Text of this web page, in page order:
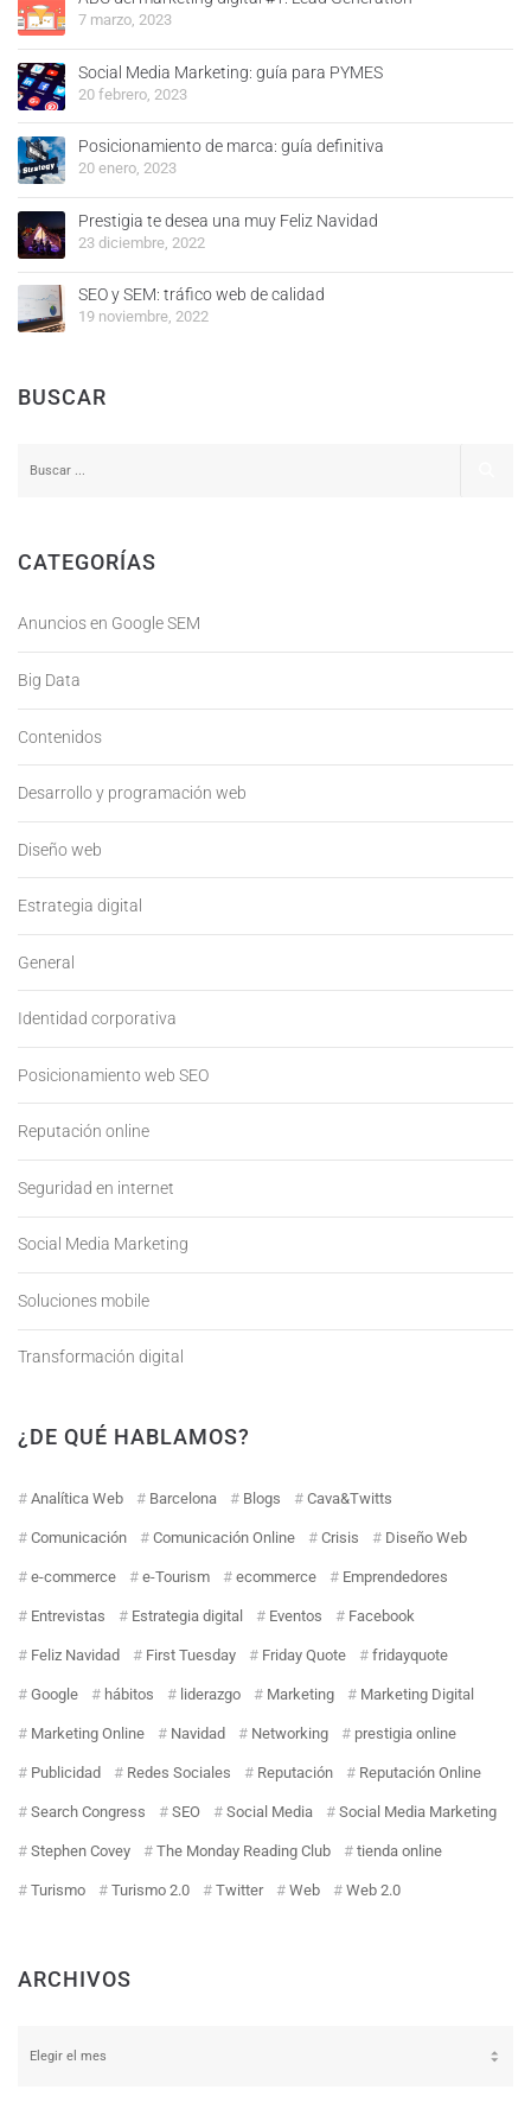
7 marzo, 2023
Social Media Marketing: guía para PYMES
20 febrero, 2023
Posicionamiento de marca: guía definitiva
20 enero, 2023
Prestigia te desea una muy Feliz Navidad
23 diciembre, 2022
SEO y SEM: tráfico web de calidad
19 noviembre, 2022
BUSCAR
CATEGORÍAS
Anuncios en Google SEM
Big Data
Contenidos
Desarrollo y programación web
Diseño web
Estrategia digital
General
Identidad corporativa
Posicionamiento web SEO
Reputación online
Seguridad en internet
Social Media Marketing
Soluciones mobile
Transformación digital
¿DE QUÉ HABLAMOS?
Analítica Web Barcelona Blogs Cava&Twitts
Comunicación Comunicación Online Crisis Diseño Web
e-commerce e-Tourism ecommerce Emprendedores
Entrevistas Estrategia digital Eventos Facebook
Feliz Navidad First Tuesday Friday Quote fridayquote
Google hábitos liderazgo Marketing Marketing Digital
Marketing Online Navidad Networking prestigia online
Publicidad Redes Sociales Reputación Reputación Online
Search Congress SEO Social Media Social Media Marketing
Stephen Covey The Monday Reading Club tienda online
Turismo Turismo 2.0 Twitter Web Web 2.0
ARCHIVOS